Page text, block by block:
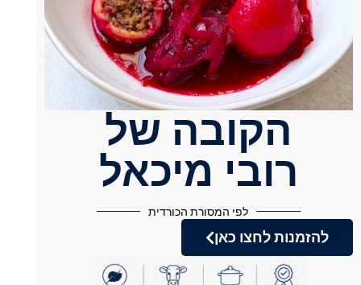
הקובה של
רובי מיכאל
לפי המסורת הכורדית
להזמנות לחצו כאן